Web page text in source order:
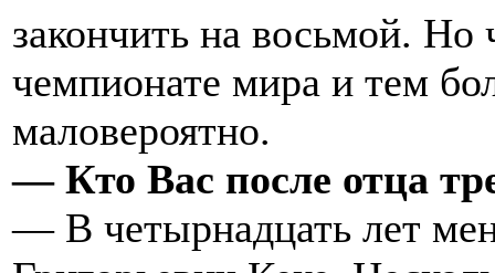
закончить на восьмой. Но
чемпионате мира и тем
маловероятно.
— Кто Вас после отца
— В четырнадцать лет